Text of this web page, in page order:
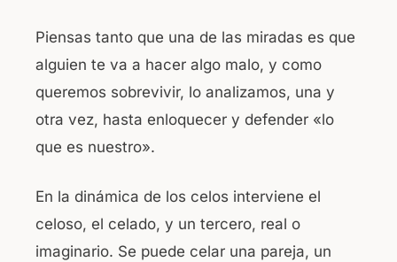
Piensas tanto que una de las miradas es que
alguien te va a hacer algo malo, y como
queremos sobrevivir, lo analizamos, una y
otra vez, hasta enloquecer y defender «lo
que es nuestro».
En la dinámica de los celos interviene el
celoso, el celado, y un tercero, real o
imaginario. Se puede celar una pareja, un